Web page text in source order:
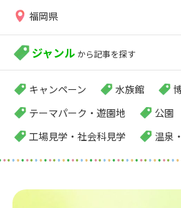
福岡県
ジャンル から記事を探す
キャンペーン 水族館
テーマパーク・遊園地
公園
工場見学・社会科見学
温泉